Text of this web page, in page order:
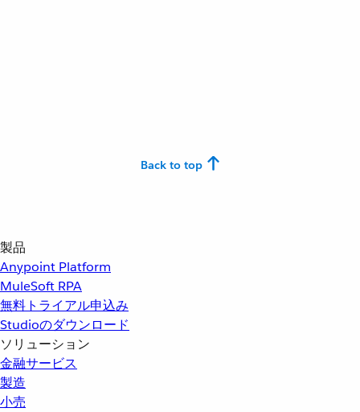
Back to top
製品
Anypoint Platform
MuleSoft RPA
無料トライアル申込み
Studioのダウンロード
ソリューション
金融サービス
製造
小売